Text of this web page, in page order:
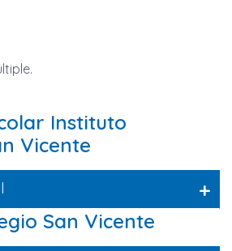
Instituto
Vicente
+
San Vicente